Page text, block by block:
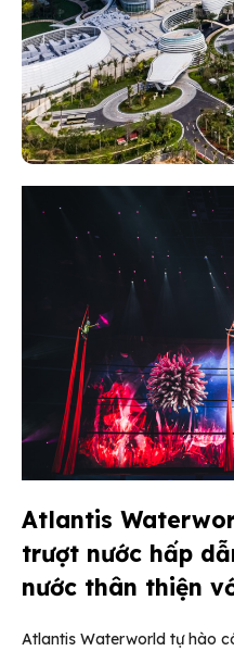
Atlantis
trượt nước hấp
nước thân thiện
Atlantis Waterworld tự hào